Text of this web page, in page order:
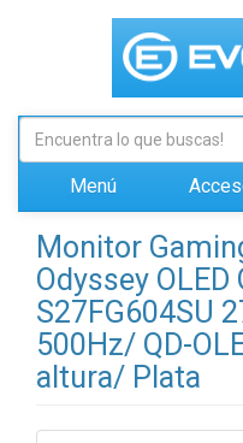
Menú
Monitor
Odyssey OLED
S27FG604SU
500Hz/ QD-
altura/ Plata